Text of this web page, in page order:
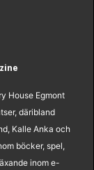
House Egmont
däribland
Kalle Anka och
böcker, spel,
inom e-